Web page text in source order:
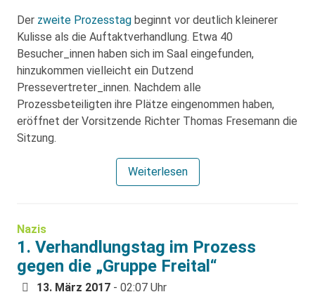
Der zweite Prozesstag beginnt vor deutlich kleinerer
Kulisse als die Auftaktverhandlung. Etwa 40
Besucher_innen haben sich im Saal eingefunden,
hinzukommen vielleicht ein Dutzend
Pressevertreter_innen. Nachdem alle
Prozessbeteiligten ihre Plätze eingenommen haben,
eröffnet der Vorsitzende Richter Thomas Fresemann die
Sitzung.
Weiterlesen
Nazis
1. Verhandlungstag im Prozess
gegen die „Gruppe Freital“
13. März 2017 - 02:07 Uhr